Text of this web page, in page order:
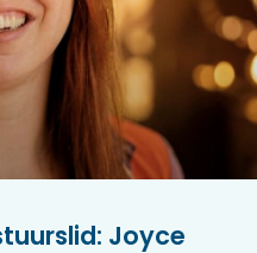
Joyce